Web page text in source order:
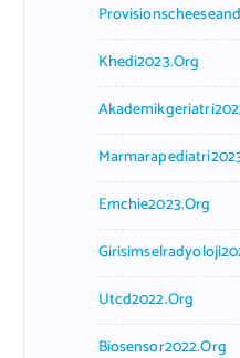
Khedi2023.org
Emchie2023.org
Utcd2022.org
Biosensor2022.org